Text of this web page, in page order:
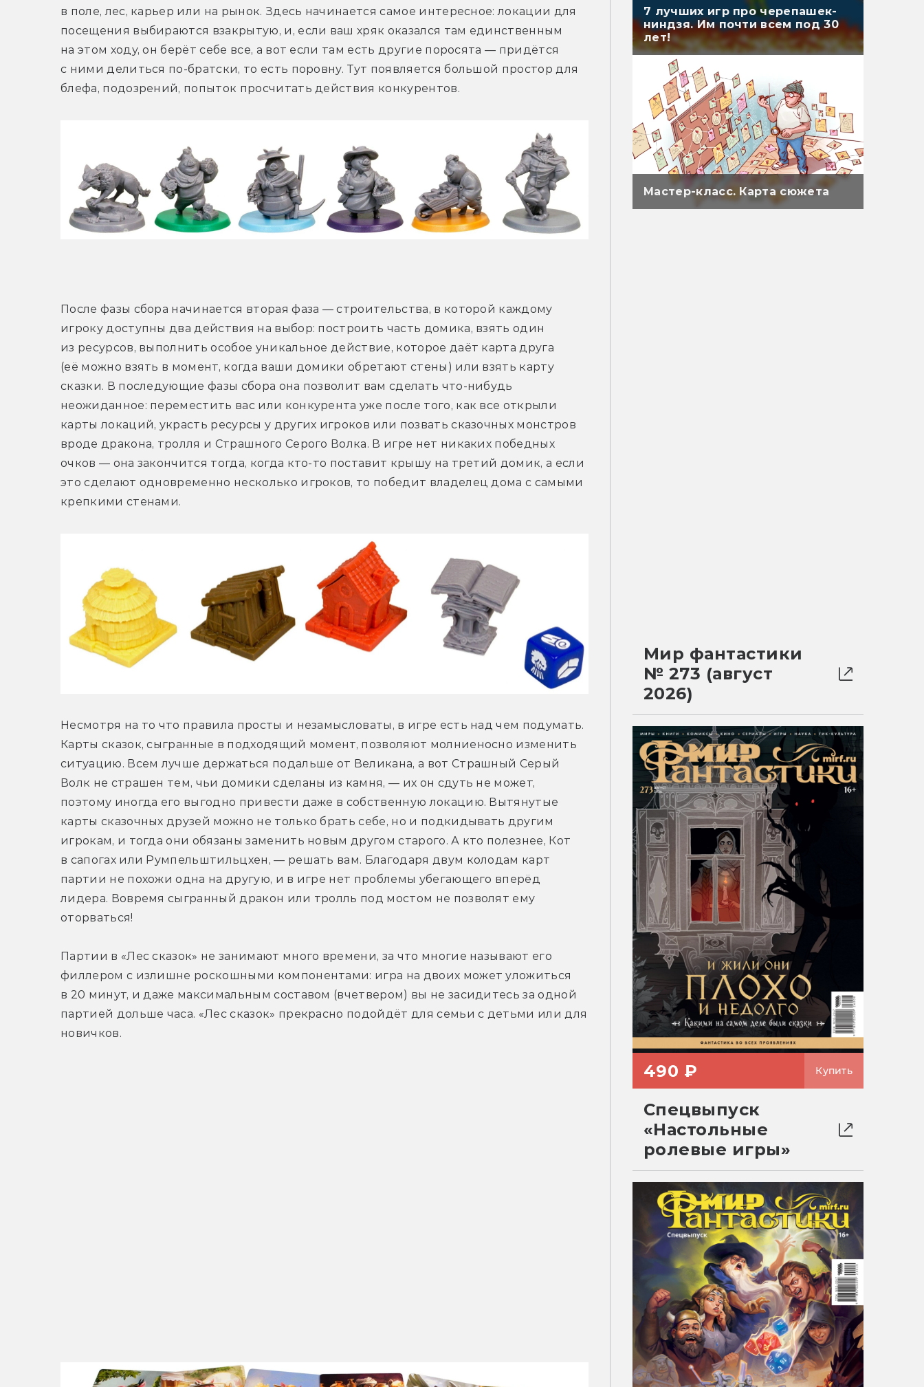
в поле, лес, карьер или на рынок. Здесь начинается самое интересное: локации для
посещения выбираются взакрытую, и, если ваш хряк оказался там единственным
на этом ходу, он берёт себе все, а вот если там есть другие поросята — придётся
с ними делиться по-братски, то есть поровну. Тут появляется большой простор для
блефа, подозрений, попыток просчитать действия конкурентов.
После фазы сбора начинается вторая фаза — строительства, в которой каждому
игроку доступны два действия на выбор: построить часть домика, взять один
из ресурсов, выполнить особое уникальное действие, которое даёт карта друга
(её можно взять в момент, когда ваши домики обретают стены) или взять карту
сказки. В последующие фазы сбора она позволит вам сделать что-нибудь
неожиданное: переместить вас или конкурента уже после того, как все открыли
карты локаций, украсть ресурсы у других игроков или позвать сказочных монстров
вроде дракона, тролля и Страшного Серого Волка. В игре нет никаких победных
очков — она закончится тогда, когда кто-то поставит крышу на третий домик, а если
это сделают одновременно несколько игроков, то победит владелец дома с самыми
крепкими стенами.
Несмотря на то что правила просты и незамысловаты, в игре есть над чем подумать.
Карты сказок, сыгранные в подходящий момент, позволяют молниеносно изменить
ситуацию. Всем лучше держаться подальше от Великана, а вот Страшный Серый
Волк не страшен тем, чьи домики сделаны из камня, — их он сдуть не может,
поэтому иногда его выгодно привести даже в собственную локацию. Вытянутые
карты сказочных друзей можно не только брать себе, но и подкидывать другим
игрокам, и тогда они обязаны заменить новым другом старого. А кто полезнее, Кот
в сапогах или Румпельштильцхен, — решать вам. Благодаря двум колодам карт
партии не похожи одна на другую, и в игре нет проблемы убегающего вперёд
лидера. Вовремя сыгранный дракон или тролль под мостом не позволят ему
оторваться!
Партии в «Лес сказок» не занимают много времени, за что многие называют его
филлером с излишне роскошными компонентами: игра на двоих может уложиться
в 20 минут, и даже максимальным составом (вчетвером) вы не засидитесь за одной
партией дольше часа. «Лес сказок» прекрасно подойдёт для семьи с детьми или для
новичков.
7 лучших игр про черепашек-
ниндзя. Им почти всем под 30
лет!
Мастер-класс. Карта сюжета
Мир фантастики
№ 273 (август
2026)
490 ₽ Купить
Спецвыпуск
«Настольные
ролевые игры»